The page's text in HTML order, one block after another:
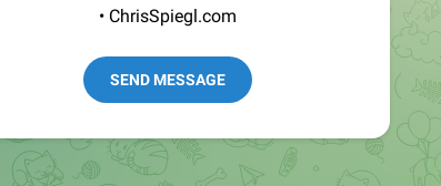
• ChrisSpiegl.com
SEND MESSAGE